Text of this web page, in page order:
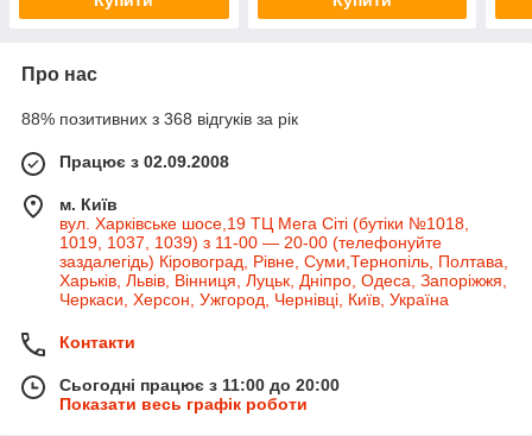
Про нас
88% позитивних з 368 відгуків за рік
Працює з 02.09.2008
м. Київ
вул. Харківське шосе,19 ТЦ Мега Сіті (бутіки №1018,
1019, 1037, 1039) з 11-00 — 20-00 (телефонуйте
заздалегідь) Кіровоград, Рівне, Суми,Тернопіль, Полтава,
Харьків, Львів, Вінниця, Луцьк, Дніпро, Одеса, Запоріжжя,
Черкаси, Херсон, Ужгород, Чернівці, Київ, Україна
Контакти
Сьогодні працює з 11:00 до 20:00
Показати весь графік роботи